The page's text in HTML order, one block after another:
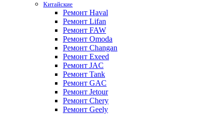
Китайские
Ремонт Haval
Ремонт Lifan
Ремонт FAW
Ремонт Omoda
Ремонт Changan
Ремонт Exeed
Ремонт JAC
Ремонт Tank
Ремонт GAC
Ремонт Jetour
Ремонт Chery
Ремонт Geely